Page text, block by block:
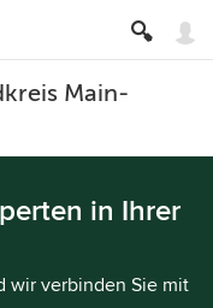
Main-
in Ihrer
wir verbinden Sie mit